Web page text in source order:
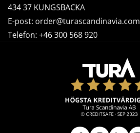
434 37 KUNGSBACKA
E-post: order@turascandinavia.com
Telefon: +46 300 568 920